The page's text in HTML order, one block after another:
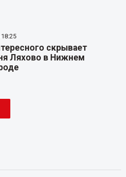
скрывает
Ляхово в Нижнем